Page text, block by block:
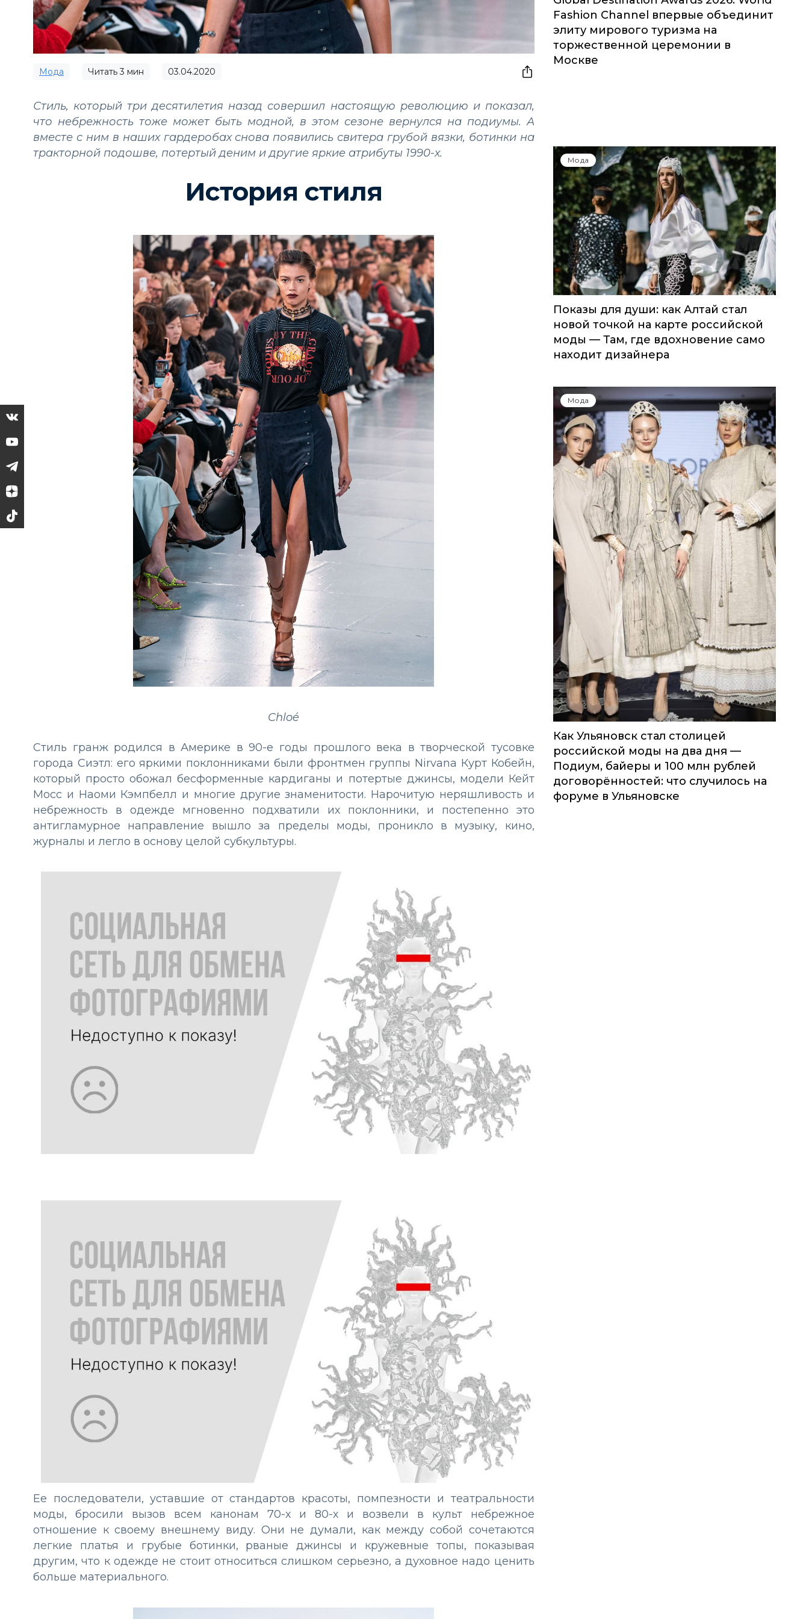
Мода Читать3 мин 03.04.2020
Стиль, который три десятилетия назад совершил настоящую революцию и показал,
что небрежность тоже может быть модной, в этом сезоне вернулся на подиумы. А
вместе с ним в наших гардеробах снова появились свитера грубой вязки, ботинки на
тракторной подошве, потертый деним и другие яркие атрибуты 1990-х.
История стиля
Chloé
Стиль гранж родился в Америке в 90-е годы прошлого века в творческой тусовке
города Сиэтл: его яркими поклонниками были фронтмен группы Nirvana Курт Кобейн,
который просто обожал бесформенные кардиганы и потертые джинсы, модели Кейт
Мосс и Наоми Кэмпбелл и многие другие знаменитости. Нарочитую неряшливость и
небрежность в одежде мгновенно подхватили их поклонники, и постепенно это
антигламурное направление вышло за пределы моды, проникло в музыку, кино,
журналы и легло в основу целой субкультуры.
Ее последователи, уставшие от стандартов красоты, помпезности и театральности
моды, бросили вызов всем канонам 70-х и 80-х и возвели в культ небрежное
отношение к своему внешнему виду. Они не думали, как между собой сочетаются
легкие платья и грубые ботинки, рваные джинсы и кружевные топы, показывая
другим, что к одежде не стоит относиться слишком серьезно, а духовное надо ценить
больше материального.
Fashion Channel впервые объединит
элиту мирового туризма на
торжественной церемонии в
Москве
Мода
Показы для души: как Алтай стал
новой точкой на карте российской
моды — Там, где вдохновение само
находит дизайнера
Мода
Как Ульяновск стал столицей
российской моды на два дня —
Подиум, байеры и 100 млн рублей
договорённостей: что случилось на
форуме в Ульяновске